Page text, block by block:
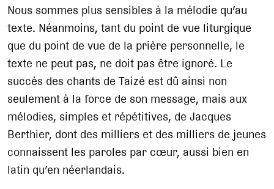
Nous sommes plus sensibles à la mélodie qu’au
texte. Néanmoins, tant du point de vue liturgique
que du point de vue de la prière personnelle, le
texte ne peut pas, ne doit pas être ignoré. Le
succès des chants de Taizé est dû ainsi non
seulement à la force de son message, mais aux
mélodies, simples et répétitives, de Jacques
Berthier, dont des milliers et des milliers de jeunes
connaissent les paroles par cœur, aussi bien en
latin qu’en néerlandais.